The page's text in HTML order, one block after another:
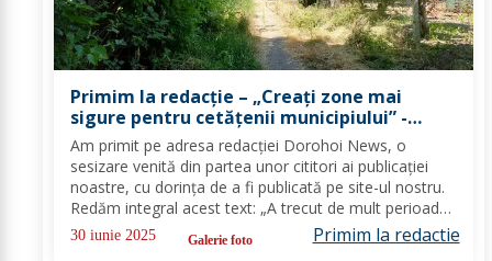
Primim la redacție – „Creați zone mai
sigure pentru cetățenii municipiului” -
FOTO
Am primit pe adresa redacţiei Dorohoi News, o
sesizare venită din partea unor cititori ai publicaţiei
noastre, cu dorința de a fi publicată pe site-ul nostru.
Redăm integral acest text: „A trecut de mult perioada
toaletării arborilor şi arbuştilor dar aceasta ar trebui să
devină şi acum o...
30 iunie 2025 Galerie foto Primim la redactie